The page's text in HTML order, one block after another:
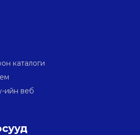
каталоги
ийн веб